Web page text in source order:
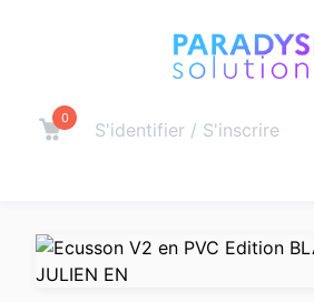
Panier
0
S'identifier / S'inscrire